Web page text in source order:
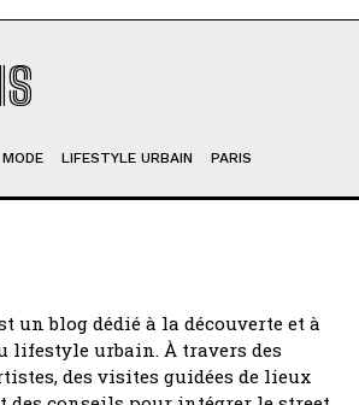
MODE LIFESTYLE URBAIN PARIS
un blog dédié à la découverte et à
lifestyle urbain. À travers des
des visites guidées de lieux